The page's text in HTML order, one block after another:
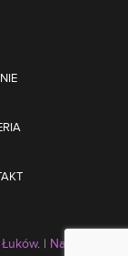
. | Na skróty